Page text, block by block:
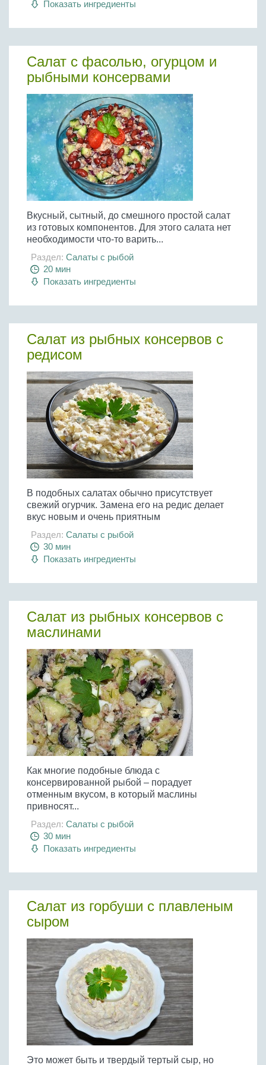
Бобовые
Показать ингредиенты
Салат с фасолью, огурцом и
рыбными консервами
Вкусный, сытный, до смешного простой салат
из готовых компонентов. Для этого салата нет
необходимости что-то варить...
Раздел: Салаты с рыбой
20 мин
Показать ингредиенты
Салат из рыбных консервов с
редисом
В подобных салатах обычно присутствует
свежий огурчик. Замена его на редис делает
вкус новым и очень приятным
Раздел: Салаты с рыбой
30 мин
Показать ингредиенты
Салат из рыбных консервов с
маслинами
Как многие подобные блюда с
консервированной рыбой – порадует
отменным вкусом, в который маслины
привносят...
Раздел: Салаты с рыбой
30 мин
Показать ингредиенты
Салат из горбуши с плавленым
сыром
Это может быть и твердый тертый сыр, но